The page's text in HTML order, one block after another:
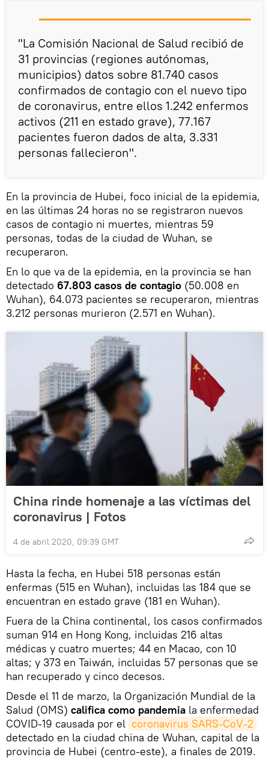
"La Comisión Nacional de Salud recibió de
31 provincias (regiones autónomas,
municipios) datos sobre 81.740 casos
confirmados de contagio con el nuevo tipo
de coronavirus, entre ellos 1.242 enfermos
activos (211 en estado grave), 77.167
pacientes fueron dados de alta, 3.331
personas fallecieron".
En la provincia de Hubei, foco inicial de la epidemia,
en las últimas 24 horas no se registraron nuevos
casos de contagio ni muertes, mientras 59
personas, todas de la ciudad de Wuhan, se
recuperaron.
En lo que va de la epidemia, en la provincia se han
detectado 67.803 casos de contagio (50.008 en
Wuhan), 64.073 pacientes se recuperaron, mientras
3.212 personas murieron (2.571 en Wuhan).
China rinde homenaje a las víctimas del
coronavirus | Fotos
4 de abril 2020, 09:39 GMT
Hasta la fecha, en Hubei 518 personas están
enfermas (515 en Wuhan), incluidas las 184 que se
encuentran en estado grave (181 en Wuhan).
Fuera de la China continental, los casos confirmados
suman 914 en Hong Kong, incluidas 216 altas
médicas y cuatro muertes; 44 en Macao, con 10
altas; y 373 en Taiwán, incluidas 57 personas que se
han recuperado y cinco decesos.
Desde el 11 de marzo, la Organización Mundial de la
Salud (OMS) califica como pandemia la enfermedad
COVID-19 causada por el coronavirus SARS-CoV-2
detectado en la ciudad china de Wuhan, capital de la
provincia de Hubei (centro-este), a finales de 2019.